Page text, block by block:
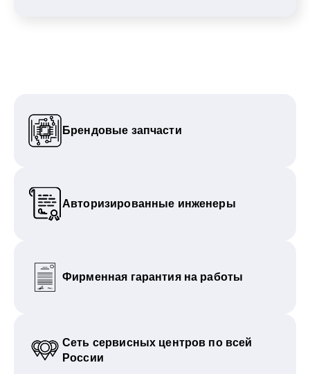
Брендовые запчасти
Авторизированные инженеры
Фирменная гарантия на работы
Сеть сервисных центров по всей
России